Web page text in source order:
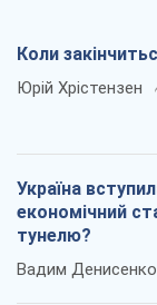
Коли
Юрій Хрістензен
Україна
економічний
тунелю?
Вадим Денисенко